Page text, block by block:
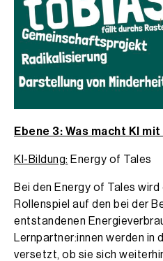
Ebene 3: Was macht KI
KI-Bildung: Energy of Tales
Bei den Energy of Tales
Rollenspiel auf den bei der
entstandenen
Lernpartner:innen werden in
versetzt, ob sie sich